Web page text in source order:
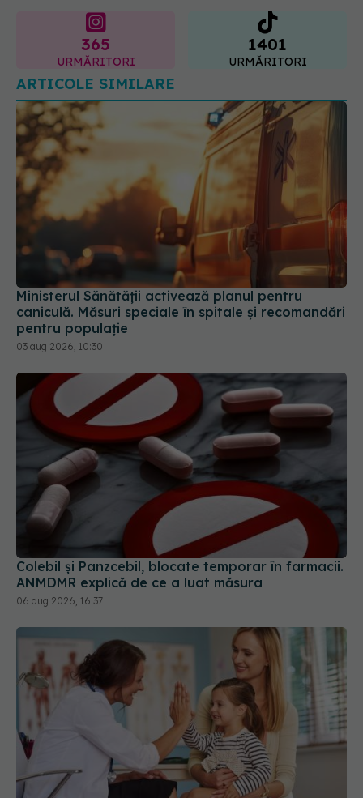
365
URMĂRITORI
1401
URMĂRITORI
ARTICOLE SIMILARE
Ministerul Sănătății activează planul pentru
caniculă. Măsuri speciale în spitale și recomandări
pentru populație
03 aug 2026, 10:30
Colebil și Panzcebil, blocate temporar în farmacii.
ANMDMR explică de ce a luat măsura
06 aug 2026, 16:37